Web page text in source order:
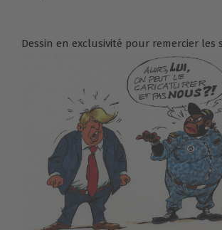
Dessin en exclusivité pour remercier les